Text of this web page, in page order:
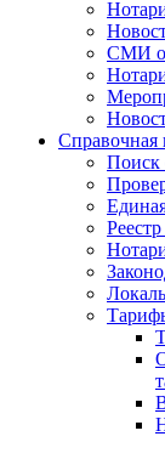
СМИ о
Поиск